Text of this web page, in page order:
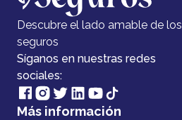
Descubre el lado amable de los
seguros
Síganos en nuestras redes
sociales:
Más información